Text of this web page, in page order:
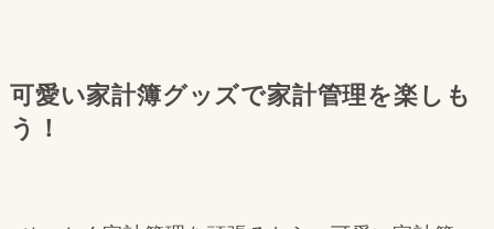
可愛い家計簿グッズで家計管理を楽しも
う！